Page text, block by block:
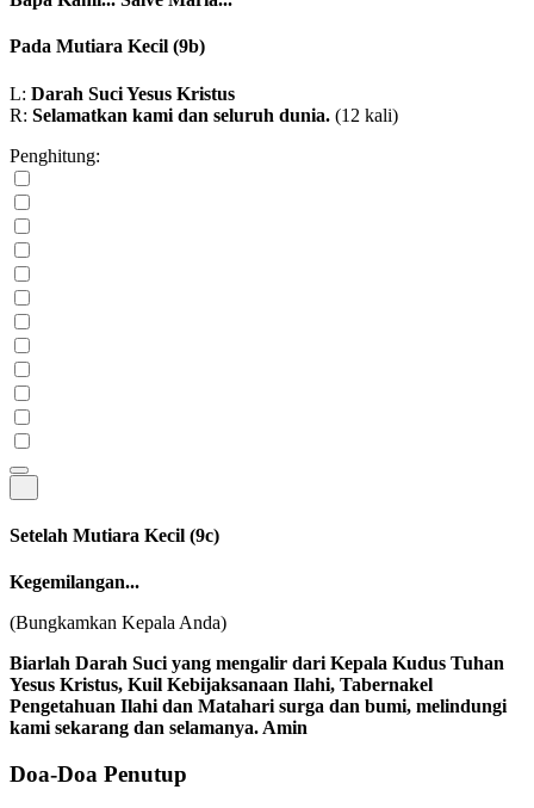
Pada Mutiara Kecil (9b)
L: Darah Suci Yesus Kristus
R: Selamatkan kami dan seluruh dunia. (12 kali)
Penghitung:
Setelah Mutiara Kecil (9c)
Kegemilangan...
(Bungkamkan Kepala Anda)
Biarlah Darah Suci yang mengalir dari Kepala Kudus Tuhan
Yesus Kristus, Kuil Kebijaksanaan Ilahi, Tabernakel
Pengetahuan Ilahi dan Matahari surga dan bumi, melindungi
kami sekarang dan selamanya. Amin
Doa-Doa Penutup